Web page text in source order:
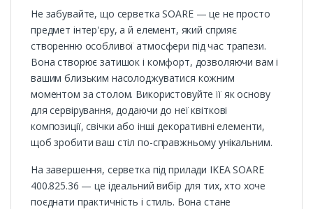
Не забувайте, що серветка SOARE — це не просто
предмет інтер'єру, а й елемент, який сприяє
створенню особливої атмосфери під час трапези.
Вона створює затишок і комфорт, дозволяючи вам і
вашим близьким насолоджуватися кожним
моментом за столом. Використовуйте її як основу
для сервірування, додаючи до неї квіткові
композиції, свічки або інші декоративні елементи,
щоб зробити ваш стіл по-справжньому унікальним.
На завершення, серветка під прилади IKEA SOARE
400.825.36 — це ідеальний вибір для тих, хто хоче
поєднати практичність і стиль. Вона стане